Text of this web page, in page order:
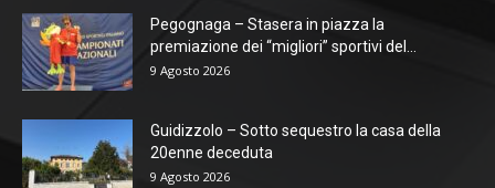
Pegognaga – Stasera in piazza la
premiazione dei “migliori” sportivi del...
9 Agosto 2026
Guidizzolo – Sotto sequestro la casa della
20enne deceduta
9 Agosto 2026